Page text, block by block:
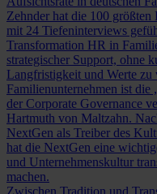
Zehnder hat die 100 größten
mit 24 Tiefeninterviews
Transformation HR in
strategischer Support, ohne
Langfristigkeit und Werte zu
Familienunternehmen ist die
der Corporate Governance
Hartmuth von Maltzahn.
NextGen als Treiber des
hat die NextGen eine
und Unternehmenskultur
machen.
Zwischen Tradition und